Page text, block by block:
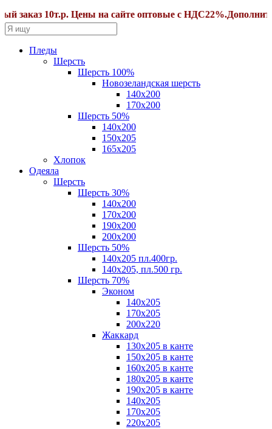
10т.р. Цены на сайте оптовые с
Пледы
Шерсть
Шерсть 100%
Новозеландская шерсть
140х200
170x200
Шерсть 50%
140x200
150х205
165х205
Хлопок
Одеяла
Шерсть
Шерсть 30%
140х200
170х200
190х200
200х200
Шерсть 50%
140х205 пл.400гр.
140х205, пл.500 гр.
Шерсть 70%
Эконом
140х205
170х205
200х220
Жаккард
130х205 в канте
150х205 в канте
160х205 в канте
180х205 в канте
190х205 в канте
140х205
170х205
220х205